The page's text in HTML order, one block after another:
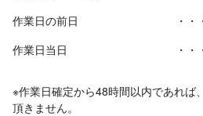
作業日の前日
・・
作業日当日
・・
※作業日確定から48時間以内であれば
頂きません。